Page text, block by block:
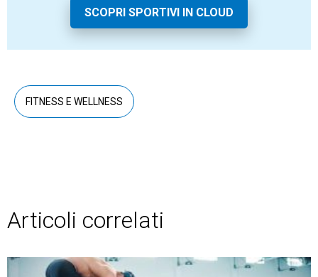
SCOPRI SPORTIVI IN CLOUD
FITNESS E WELLNESS
Articoli correlati